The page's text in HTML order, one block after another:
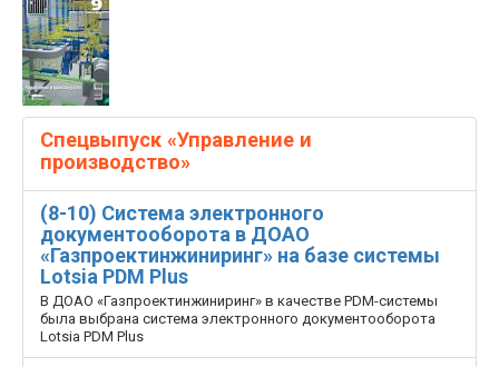
Спецвыпуск «Управление и
производство»
(8-10) Система электронного
документооборота в ДОАО
«Газпроектинжиниринг» на базе системы
Lotsia PDM Plus
В ДОАО «Газпроектинжиниринг» в качестве PDM-системы
была выбрана система электронного документооборота
Lotsia PDM Plus